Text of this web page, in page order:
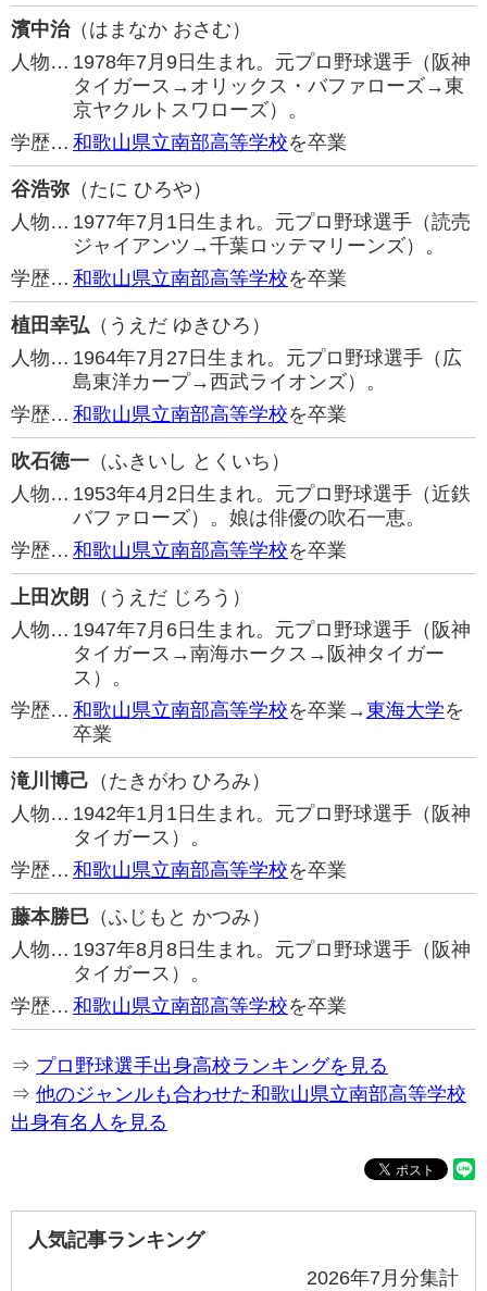
濱中治（はまなか おさむ）
人物… 1978年7月9日生まれ。元プロ野球選手（阪神
タイガース→オリックス・バファローズ→東
京ヤクルトスワローズ）。
学歴… 和歌山県立南部高等学校を卒業
谷浩弥 （たに ひろや）
人物… 1977年7月1日生まれ。元プロ野球選手（読売
ジャイアンツ→千葉ロッテマリーンズ）。
学歴… 和歌山県立南部高等学校を卒業
植田幸弘 （うえだ ゆきひろ）
人物… 1964年7月27日生まれ。元プロ野球選手（広
島東洋カープ→西武ライオンズ）。
学歴… 和歌山県立南部高等学校を卒業
吹石徳一 （ふきいし とくいち）
人物… 1953年4月2日生まれ。元プロ野球選手（近鉄
バファローズ）。娘は俳優の吹石一恵。
学歴… 和歌山県立南部高等学校を卒業
上田次朗
（うえだ じろう）
人物… 1947年7月6日生まれ。元プロ野球選手（阪神
タイガース→南海ホークス→阪神タイガー
ス）。
学歴… 和歌山県立南部高等学校を卒業→東海大学を
卒業
滝川博己 （たきがわ ひろみ）
人物… 1942年1月1日生まれ。元プロ野球選手（阪神
タイガース）。
学歴… 和歌山県立南部高等学校を卒業
藤本勝巳 （ふじもと かつみ）
人物… 1937年8月8日生まれ。元プロ野球選手（阪神
タイガース）。
学歴… 和歌山県立南部高等学校を卒業
⇒ プロ野球選手出身高校ランキングを見る
⇒ 他のジャンルも合わせた和歌山県立南部高等学校
出身有名人を見る
人気記事ランキング
2026年7月分集計